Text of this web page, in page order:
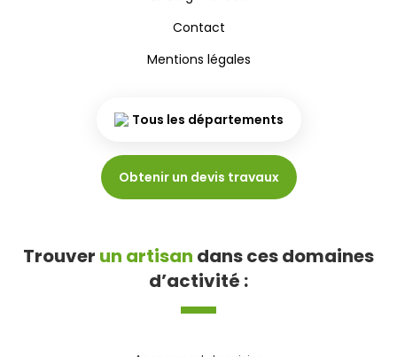
Contact
Mentions légales
Tous les départements
Obtenir un devis travaux
Trouver un artisan dans ces domaines
d’activité :